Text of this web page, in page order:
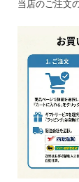
当店のご注文